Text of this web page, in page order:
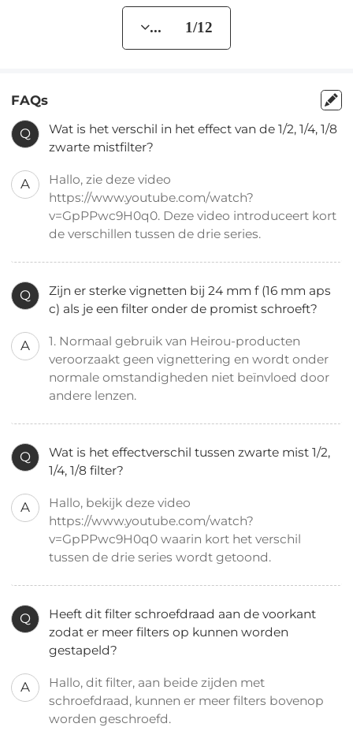
... 1/12
FAQs
Q
Wat is het verschil in het effect van de 1/2, 1/4, 1/8
zwarte mistfilter?
A
Hallo, zie deze video
https://www.youtube.com/watch?
v=GpPPwc9H0q0. Deze video introduceert kort
de verschillen tussen de drie series.
Q
Zijn er sterke vignetten bij 24 mm f (16 mm aps
c) als je een filter onder de promist schroeft?
A
1. Normaal gebruik van Heirou-producten
veroorzaakt geen vignettering en wordt onder
normale omstandigheden niet beïnvloed door
andere lenzen.
Q
Wat is het effectverschil tussen zwarte mist 1/2,
1/4, 1/8 filter?
A
Hallo, bekijk deze video
https://www.youtube.com/watch?
v=GpPPwc9H0q0 waarin kort het verschil
tussen de drie series wordt getoond.
Q
Heeft dit filter schroefdraad aan de voorkant
zodat er meer filters op kunnen worden
gestapeld?
A
Hallo, dit filter, aan beide zijden met
schroefdraad, kunnen er meer filters bovenop
worden geschroefd.